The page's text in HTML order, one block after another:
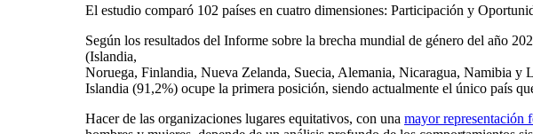
El estudio comparó 102 países en cuatro dimensiones: Participación y
Según los resultados del Informe sobre la brecha mundial de género del año
(Islandia,
Noruega, Finlandia, Nueva Zelanda, Suecia, Alemania, Nicaragua, Namibia y
Islandia (91,2%) ocupe la primera posición, siendo actualmente el único país
Hacer de las organizaciones lugares equitativos, con una mayor representación